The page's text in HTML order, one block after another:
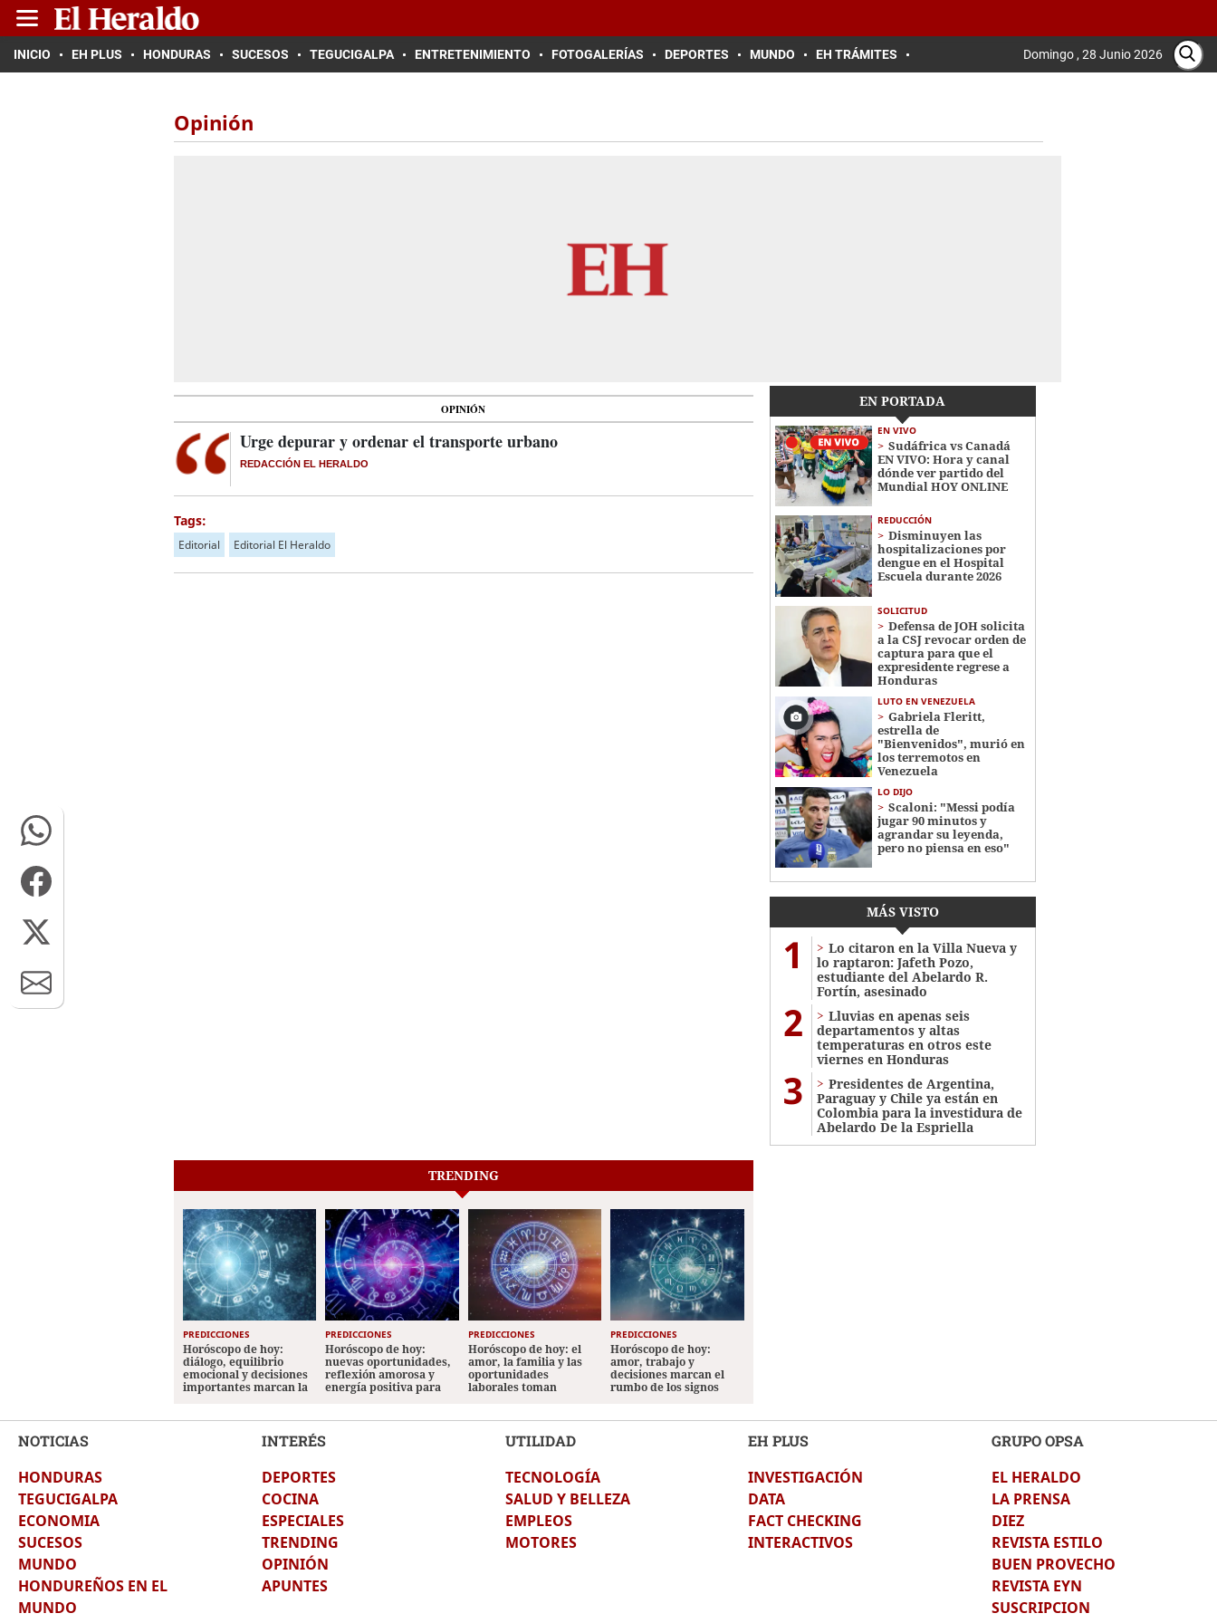
INICIO EH PLUS HONDURAS SUCESOS TEGUCIGALPA ENTRETENIMIENTO FOTOGALERÍAS DEPORTES MUNDO EH TRÁMITES Domingo , 28 Junio 2026
Opinión
OPINIÓN
Urge depurar y ordenar el transporte urbano
REDACCIÓN EL HERALDO
Tags:
Editorial Editorial El Heraldo
EN PORTADA
EN VIVO
Sudáfrica vs Canadá
EN VIVO: Hora y canal
dónde ver partido del
Mundial HOY ONLINE
REDUCCIÓN
Disminuyen las
hospitalizaciones por
dengue en el Hospital
Escuela durante 2026
SOLICITUD
Defensa de JOH solicita
a la CSJ revocar orden de
captura para que el
expresidente regrese a
Honduras
LUTO EN VENEZUELA
Gabriela Fleritt,
estrella de
"Bienvenidos", murió en
los terremotos en
Venezuela
LO DIJO
Scaloni: "Messi podía
jugar 90 minutos y
agrandar su leyenda,
pero no piensa en eso"
MÁS VISTO
1
Lo citaron en la Villa Nueva y
lo raptaron: Jafeth Pozo,
estudiante del Abelardo R.
Fortín, asesinado
2
Lluvias en apenas seis
departamentos y altas
temperaturas en otros este
viernes en Honduras
3
Presidentes de Argentina,
Paraguay y Chile ya están en
Colombia para la investidura de
Abelardo De la Espriella
TRENDING
PREDICCIONES
Horóscopo de hoy:
diálogo, equilibrio
emocional y decisiones
importantes marcan la
PREDICCIONES
Horóscopo de hoy:
nuevas oportunidades,
reflexión amorosa y
energía positiva para
PREDICCIONES
Horóscopo de hoy: el
amor, la familia y las
oportunidades
laborales toman
PREDICCIONES
Horóscopo de hoy:
amor, trabajo y
decisiones marcan el
rumbo de los signos
NOTICIAS
HONDURAS
TEGUCIGALPA
ECONOMIA
SUCESOS
MUNDO
HONDUREÑOS EN EL
MUNDO
INTERÉS
DEPORTES
COCINA
ESPECIALES
TRENDING
OPINIÓN
APUNTES
UTILIDAD
TECNOLOGÍA
SALUD Y BELLEZA
EMPLEOS
MOTORES
EH PLUS
INVESTIGACIÓN
DATA
FACT CHECKING
INTERACTIVOS
GRUPO OPSA
EL HERALDO
LA PRENSA
DIEZ
REVISTA ESTILO
BUEN PROVECHO
REVISTA EYN
SUSCRIPCION